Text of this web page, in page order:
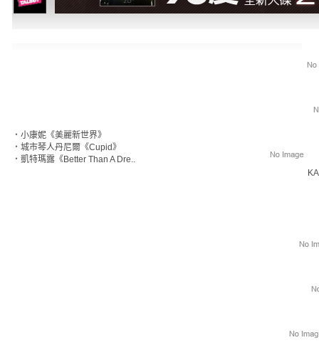
‧ 小康妮《美麗新世界》
‧ 城市琴人丹尼爾《Cupid》
‧ 凱特瑪露《Better Than A Dre..